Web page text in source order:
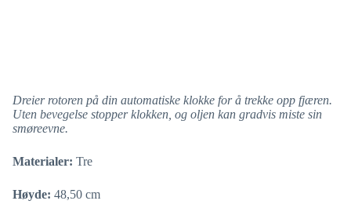
Dreier rotoren på din automatiske klokke for å trekke opp fjæren.
Uten bevegelse stopper klokken, og oljen kan gradvis miste sin
smøreevne.
Materialer: Tre
Høyde: 48,50 cm